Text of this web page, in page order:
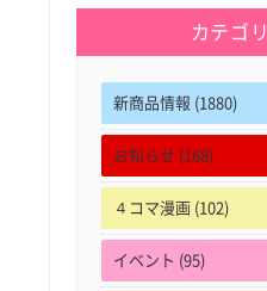
カテゴリ
新商品情報 (1880)
お知らせ (168)
４コマ漫画 (102)
イベント (95)